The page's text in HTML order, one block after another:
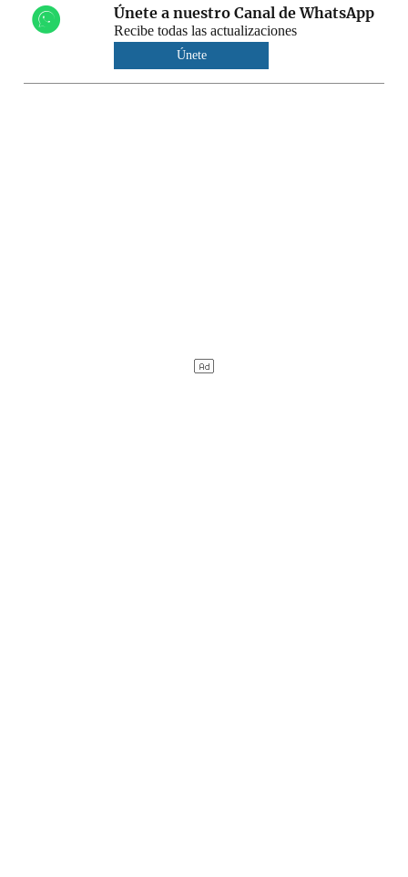
Únete a nuestro Canal de WhatsApp
Recibe todas las actualizaciones
Únete